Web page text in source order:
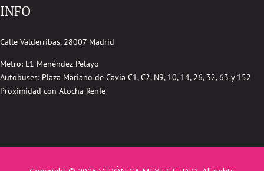
INFO
Calle Valderribas, 28007 Madrid
Metro: L1 Menéndez Pelayo
Autobuses: Plaza Mariano de Cavia C1, C2, N9, 10, 14, 26, 32, 63 y 152
Proximidad con Atocha Renfe